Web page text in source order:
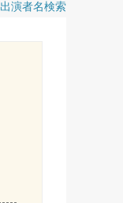
出演者名検索